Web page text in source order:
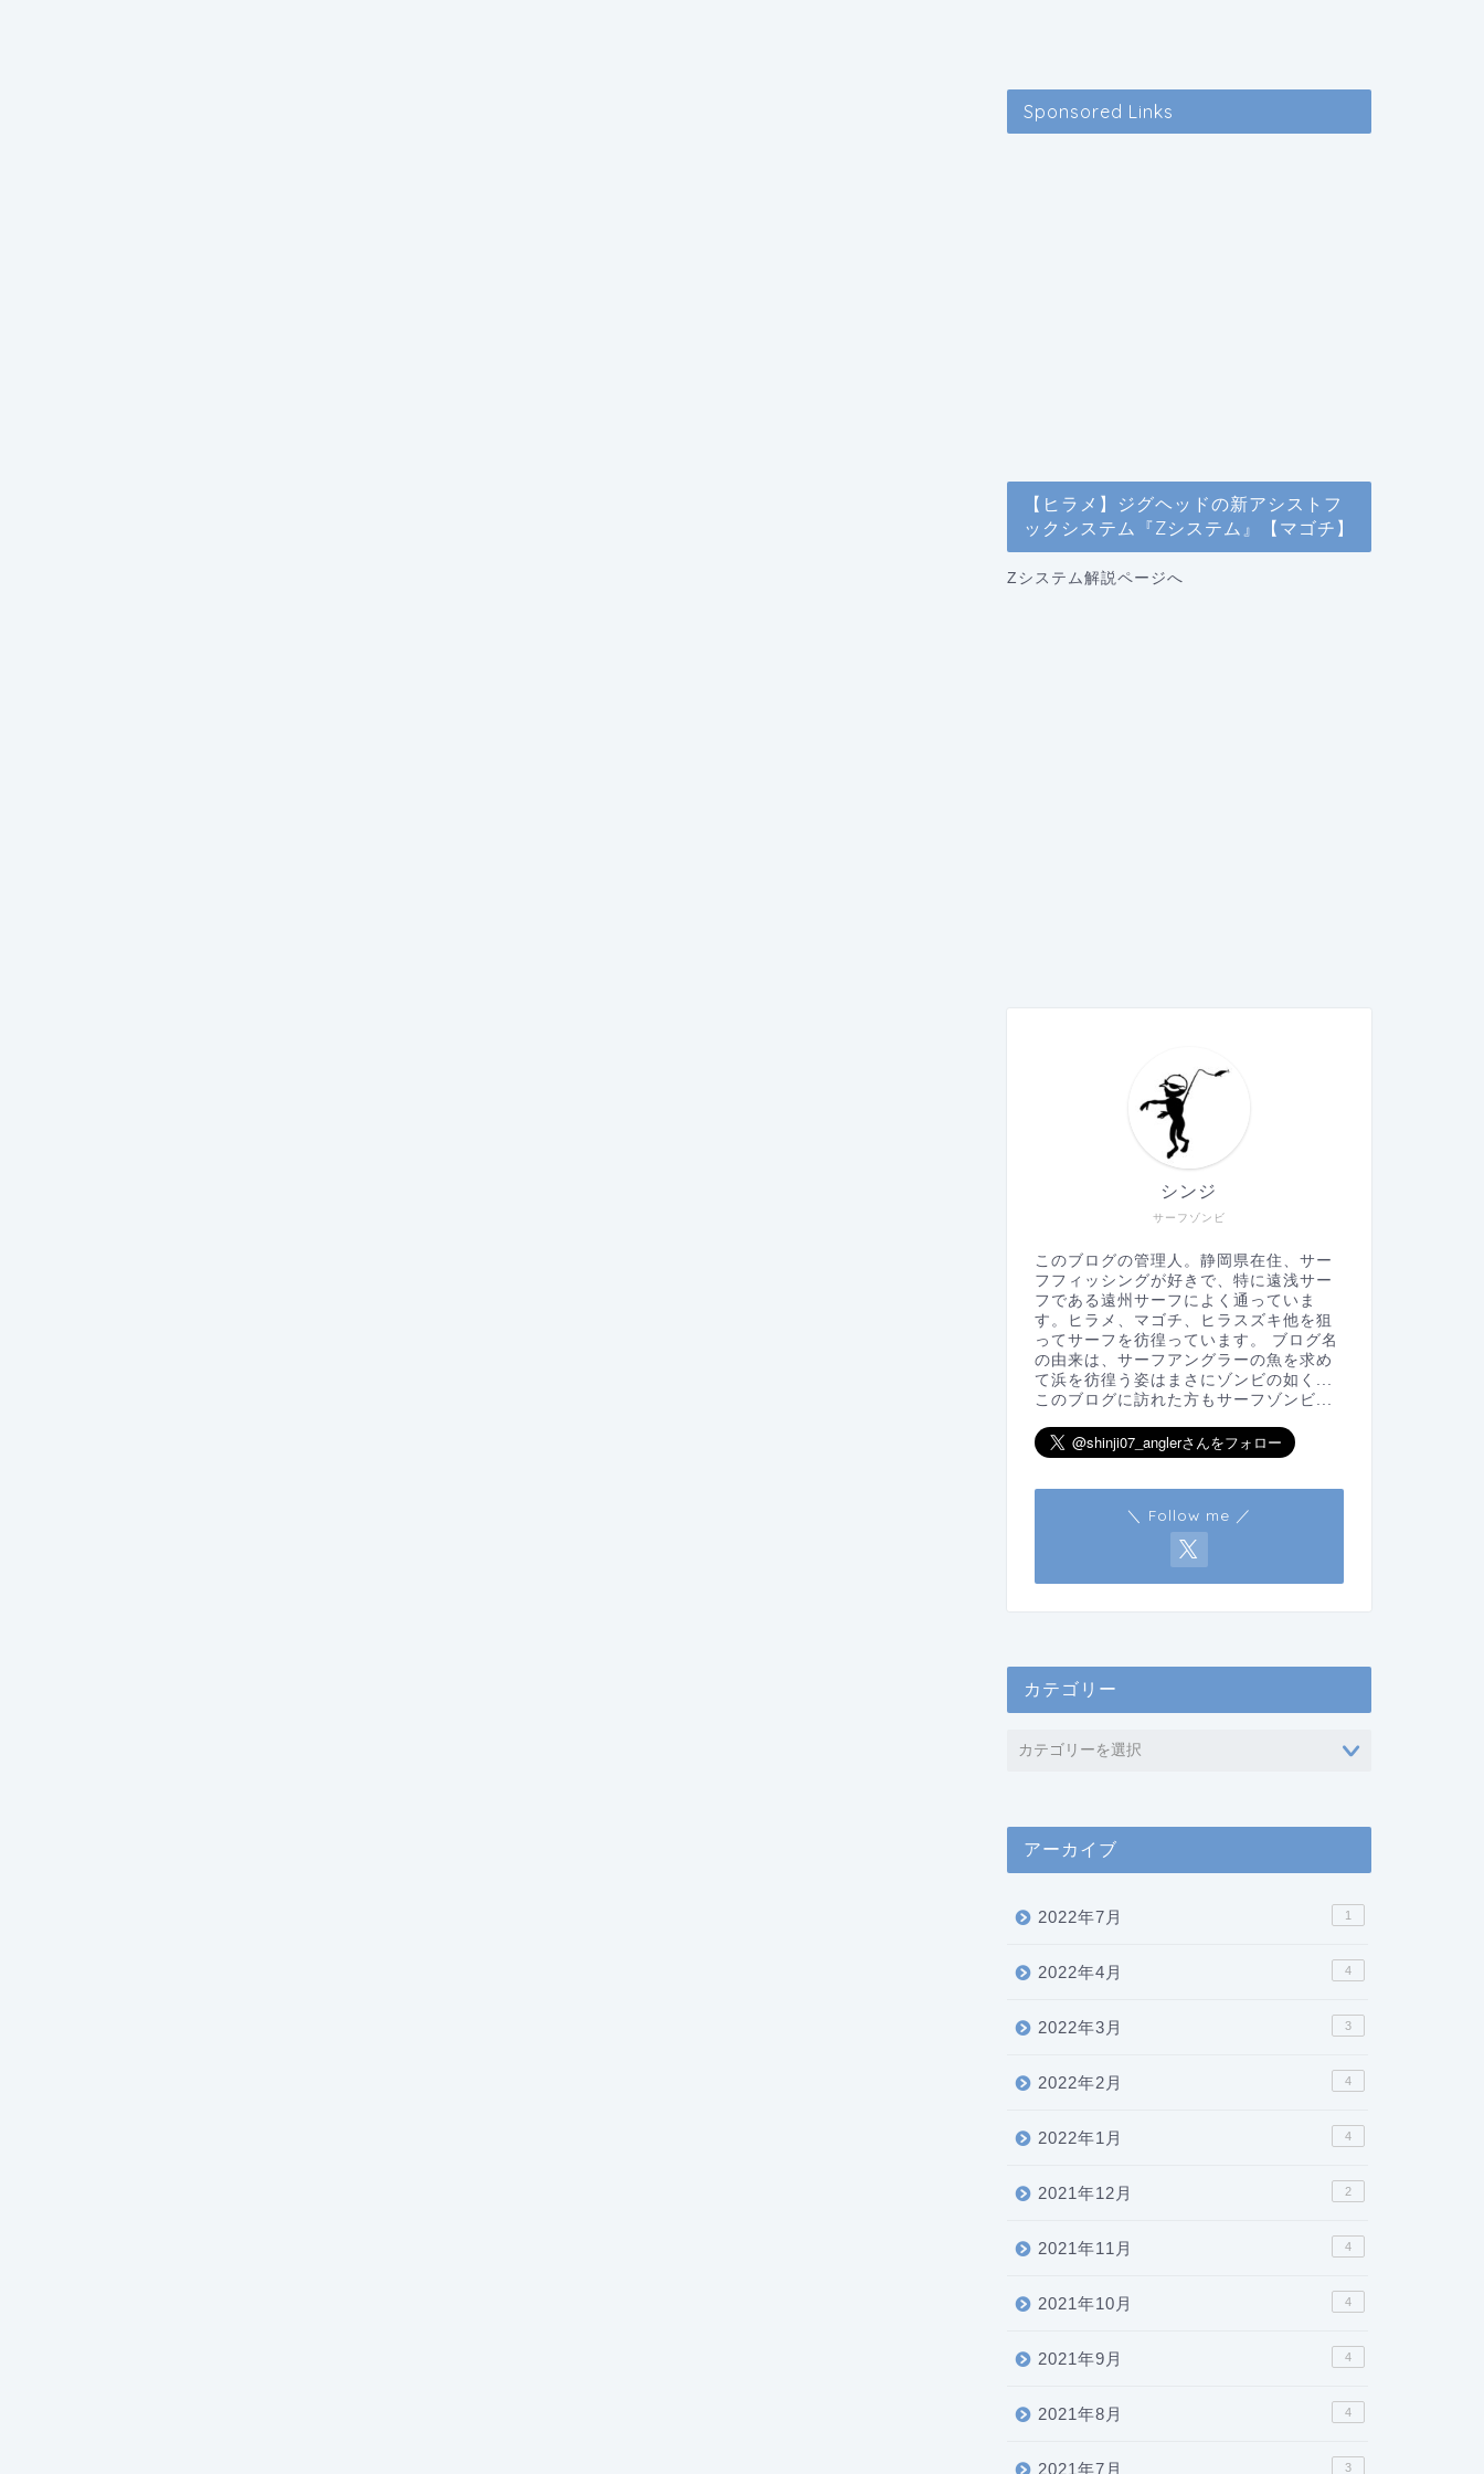
Sponsored Links
【ヒラメ】ジグヘッドの新アシストフ
ックシステム『Zシステム』【マゴチ】
Zシステム解説ページへ
サーフゾンビ
シンジ
このブログの管理人。静岡県在住、サー
フフィッシングが好きで、特に遠浅サー
フである遠州サーフによく通っていま
す。ヒラメ、マゴチ、ヒラスズキ他を狙
ってサーフを彷徨っています。 ブログ名
の由来は、サーフアングラーの魚を求め
て浜を彷徨う姿はまさにゾンビの如く...
このブログに訪れた方もサーフゾンビ...
＼ Follow me ／
カテゴリー
アーカイブ
2022年7月 1
2022年4月 4
2022年3月 3
2022年2月 4
2022年1月 4
2021年12月 2
2021年11月 4
2021年10月 4
2021年9月 4
2021年8月 4
2021年7月 3